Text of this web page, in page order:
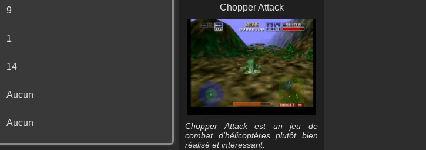
9
1
14
Aucun
Aucun
Chopper Attack
Chopper Attack est un jeu de
combat d'hélicoptères plutôt bien
réalisé et intéressant.